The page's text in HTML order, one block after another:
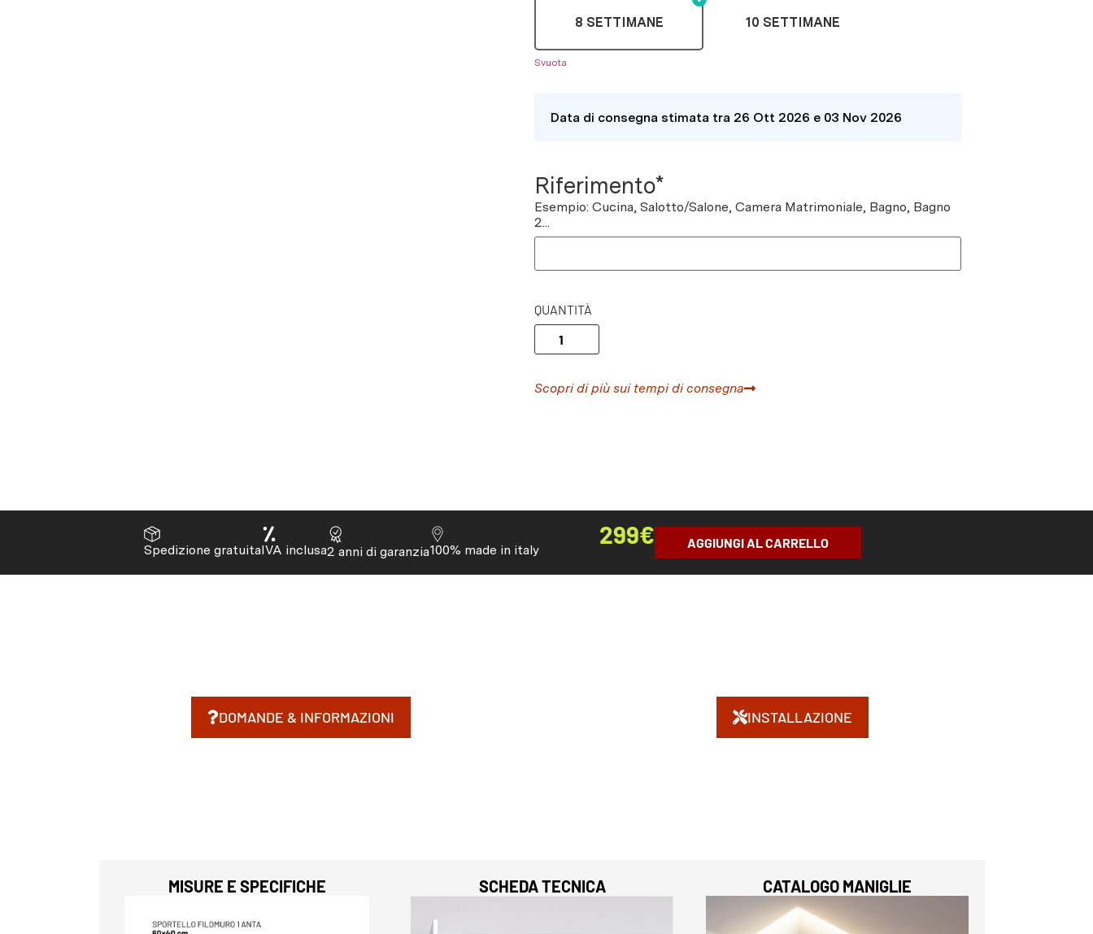
8 SETTIMANE 10 SETTIMANE
Svuota
Data di consegna stimata tra 26 Ott 2026 e 03 Nov 2026
Riferimento*
Esempio: Cucina, Salotto/Salone, Camera Matrimoniale, Bagno, Bagno
2...
QUANTITÀ
Scopri di più sui tempi di consegna
Spedizione gratuitaIVA inclusa2 anni di garanzia100% made in italy
299€ AGGIUNGI AL CARRELLO
DOMANDE & INFORMAZIONI INSTALLAZIONE
MISURE E SPECIFICHE SCHEDA TECNICA CATALOGO MANIGLIE